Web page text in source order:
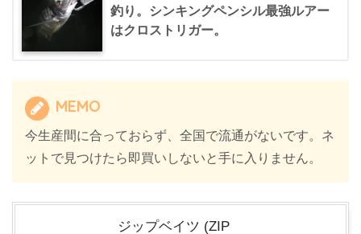
釣り。シンキングペンシル最強ルアー
はクロストリガー。
MEMO
今生産間に合っておらず、全国で流通がないです。ネ
ットで見つけたら即買いしないと手に入りません。
ジップベイツ (ZIP